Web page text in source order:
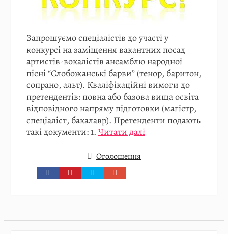
Запрошуємо спеціалістів до участі у
конкурсі на заміщення вакантних посад
артистів-вокалістів ансамблю народної
пісні “Слобожанські барви” (тенор, баритон,
сопрано, альт). Кваліфікаційні вимоги до
претендентів: повна або базова вища освіта
відповідного напряму підготовки (магістр,
спеціаліст, бакалавр). Претенденти подають
такі документи: 1. Читати далі
Оголошення